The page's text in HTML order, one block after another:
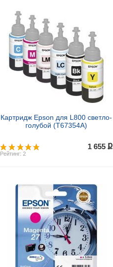
Купить
Картридж Epson для L800 светло-
голубой (T67354A)
Рейтинг: 2
1 655 ք
Купить